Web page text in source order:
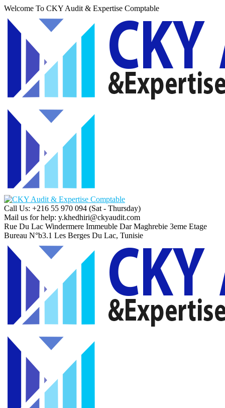
Welcome To CKY Audit & Expertise Comptable
Call Us: +216 55 970 094 (Sat - Thursday)
Mail us for help: y.khedhiri@ckyaudit.com
Rue Du Lac Windermere Immeuble Dar Maghrebie 3eme Etage
Bureau N°b3.1 Les Berges Du Lac, Tunisie